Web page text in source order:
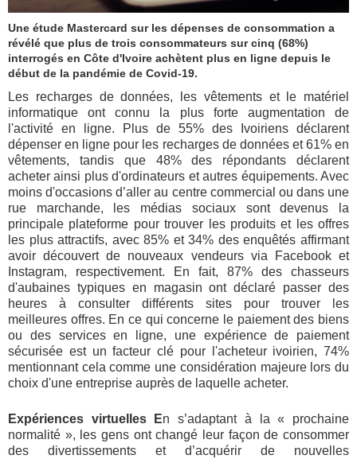
Une étude Mastercard sur les dépenses de consommation a
révélé que plus de trois consommateurs sur cinq (68%)
interrogés en Côte d'Ivoire achètent plus en ligne depuis le
début de la pandémie de Covid-19.
Les recharges de données, les vêtements et le matériel
informatique ont connu la plus forte augmentation de
l'activité en ligne. Plus de 55% des Ivoiriens déclarent
dépenser en ligne pour les recharges de données et 61% en
vêtements, tandis que 48% des répondants déclarent
acheter ainsi plus d'ordinateurs et autres équipements. Avec
moins d'occasions d’aller au centre commercial ou dans une
rue marchande, les médias sociaux sont devenus la
principale plateforme pour trouver les produits et les offres
les plus attractifs, avec 85% et 34% des enquêtés affirmant
avoir découvert de nouveaux vendeurs via Facebook et
Instagram, respectivement. En fait, 87% des chasseurs
d'aubaines typiques en magasin ont déclaré passer des
heures à consulter différents sites pour trouver les
meilleures offres. En ce qui concerne le paiement des biens
ou des services en ligne, une expérience de paiement
sécurisée est un facteur clé pour l'acheteur ivoirien, 74%
mentionnant cela comme une considération majeure lors du
choix d'une entreprise auprès de laquelle acheter.
Expériences virtuelles En s’adaptant à la « prochaine
normalité », les gens ont changé leur façon de consommer
des divertissements et d’acquérir de nouvelles